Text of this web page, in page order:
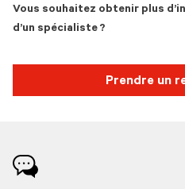
Vous souhaitez obtenir plus
d’un spécialiste ?
Prendre un